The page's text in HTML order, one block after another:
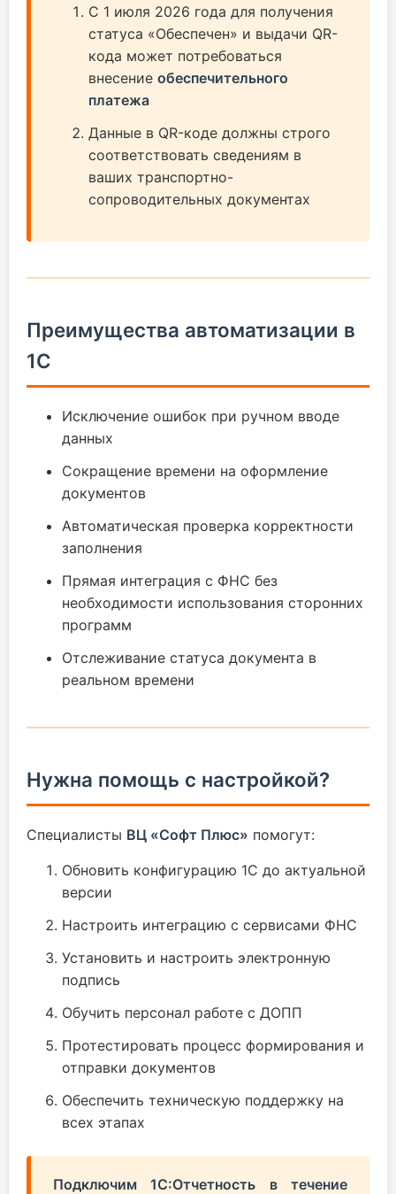
С 1 июля 2026 года для получения
статуса «Обеспечен» и выдачи QR-
кода может потребоваться
внесение обеспечительного
платежа
Данные в QR-коде должны строго
соответствовать сведениям в
ваших транспортно-
сопроводительных документах
Преимущества автоматизации в
1С
Исключение ошибок при ручном вводе
данных
Сокращение времени на оформление
документов
Автоматическая проверка корректности
заполнения
Прямая интеграция с ФНС без
необходимости использования сторонних
программ
Отслеживание статуса документа в
реальном времени
Нужна помощь с настройкой?
Специалисты ВЦ «Софт Плюс» помогут:
Обновить конфигурацию 1С до актуальной
версии
Настроить интеграцию с сервисами ФНС
Установить и настроить электронную
подпись
Обучить персонал работе с ДОПП
Протестировать процесс формирования и
отправки документов
Обеспечить техническую поддержку на
всех этапах
Подключим 1С:Отчетность в течение